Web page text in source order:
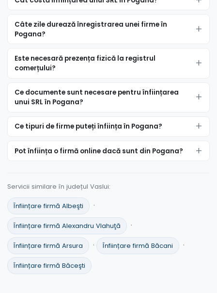
Câte zile durează înregistrarea unei firme în
Pogana?
Este necesară prezența fizică la registrul
comerțului?
Ce documente sunt necesare pentru înființarea
unui SRL în Pogana?
Ce tipuri de firme puteți înființa în Pogana?
Pot înființa o firmă online dacă sunt din Pogana?
Servicii similare în județul Vaslui:
Înființare firmă Albeşti ·
Înființare firmă Alexandru Vlahuţă ·
Înființare firmă Arsura · Înființare firmă Băcani ·
Înființare firmă Băceşti